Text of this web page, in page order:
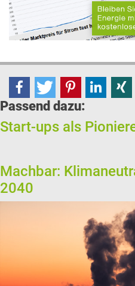
Passend dazu:
Start-ups als
Machbar:
2040